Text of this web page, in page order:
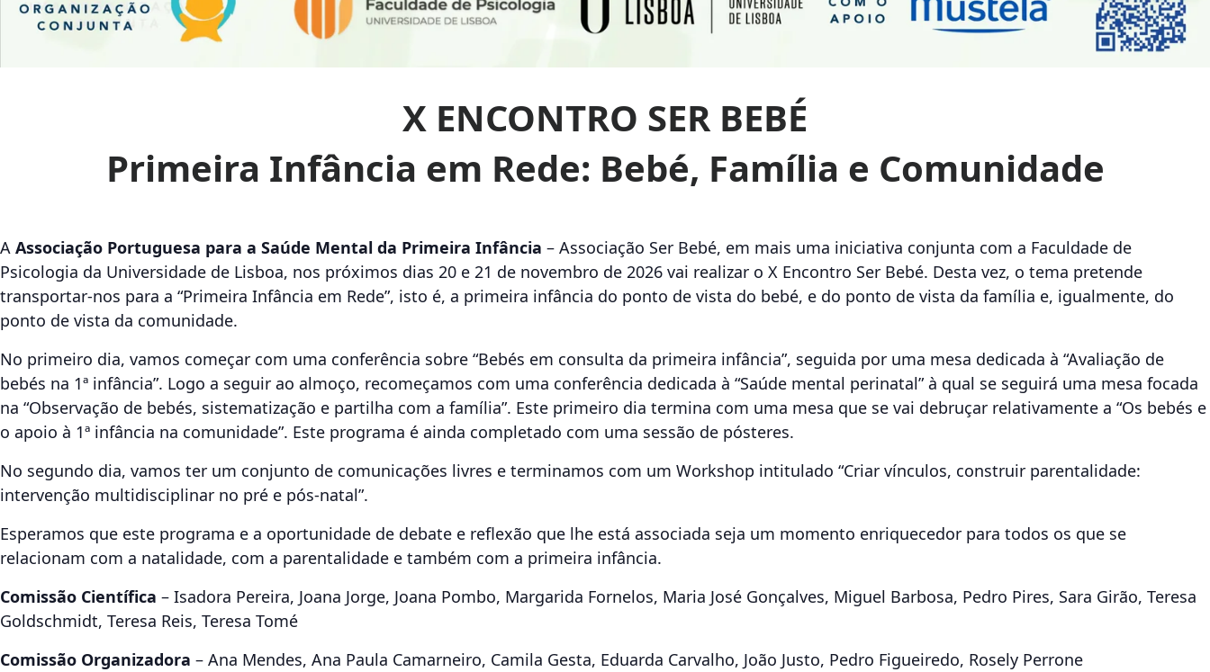
X ENCONTRO SER BEBÉ
Primeira Infância em Rede: Bebé, Família e Comunidade
A Associação Portuguesa para a Saúde Mental da Primeira Infância – Associação Ser Bebé, em mais uma iniciativa conjunta com a Faculdade de
Psicologia da Universidade de Lisboa, nos próximos dias 20 e 21 de novembro de 2026 vai realizar o X Encontro Ser Bebé. Desta vez, o tema pretende
transportar-nos para a “Primeira Infância em Rede”, isto é, a primeira infância do ponto de vista do bebé, e do ponto de vista da família e, igualmente, do
ponto de vista da comunidade.
No primeiro dia, vamos começar com uma conferência sobre “Bebés em consulta da primeira infância”, seguida por uma mesa dedicada à “Avaliação de
bebés na 1ª infância”. Logo a seguir ao almoço, recomeçamos com uma conferência dedicada à “Saúde mental perinatal” à qual se seguirá uma mesa focada
na “Observação de bebés, sistematização e partilha com a família”. Este primeiro dia termina com uma mesa que se vai debruçar relativamente a “Os bebés e
o apoio à 1ª infância na comunidade”. Este programa é ainda completado com uma sessão de pósteres.
No segundo dia, vamos ter um conjunto de comunicações livres e terminamos com um Workshop intitulado “Criar vínculos, construir parentalidade:
intervenção multidisciplinar no pré e pós-natal”.
Esperamos que este programa e a oportunidade de debate e reflexão que lhe está associada seja um momento enriquecedor para todos os que se
relacionam com a natalidade, com a parentalidade e também com a primeira infância.
Comissão Científica – Isadora Pereira, Joana Jorge, Joana Pombo, Margarida Fornelos, Maria José Gonçalves, Miguel Barbosa, Pedro Pires, Sara Girão, Teresa
Goldschmidt, Teresa Reis, Teresa Tomé
Comissão Organizadora – Ana Mendes, Ana Paula Camarneiro, Camila Gesta, Eduarda Carvalho, João Justo, Pedro Figueiredo, Rosely Perrone